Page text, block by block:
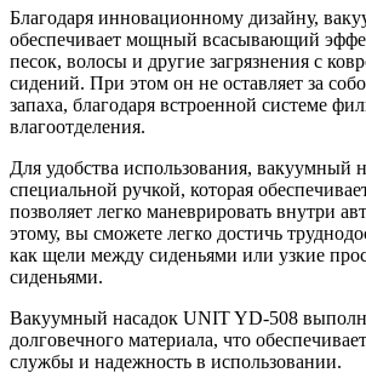
Благодаря инновационному дизайну,
обеспечивает мощный всасывающий
песок, волосы и другие загрязнения с
сидений. При этом он не оставляет за
запаха, благодаря встроенной системе
влагоотделения.
Для удобства использования, вакуумный
специальной ручкой, которая
позволяет легко маневрировать внутри
этому, вы сможете легко достичь
как щели между сиденьями или узкие
сиденьями.
Вакуумный насадок UNIT YD-508
долговечного материала, что
службы и надежность в использовании.